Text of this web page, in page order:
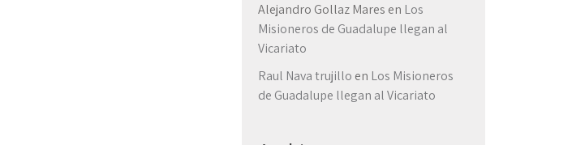
Alejandro Gollaz Mares en Los
Misioneros de Guadalupe llegan al
Vicariato
Raul Nava trujillo en Los Misioneros
de Guadalupe llegan al Vicariato